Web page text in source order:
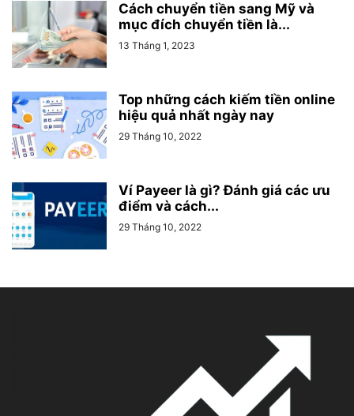
Cách chuyển tiền sang Mỹ và
mục đích chuyển tiền là...
13 Tháng 1, 2023
Top những cách kiếm tiền online
hiệu quả nhất ngày nay
29 Tháng 10, 2022
Ví Payeer là gì? Đánh giá các ưu
điểm và cách...
29 Tháng 10, 2022